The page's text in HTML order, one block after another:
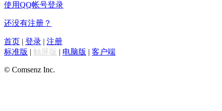
使用QQ帐号登录
还没有注册？
首页 | 登录 | 注册
标准版 | 触屏版 | 电脑版 | 客户端
© Comsenz Inc.